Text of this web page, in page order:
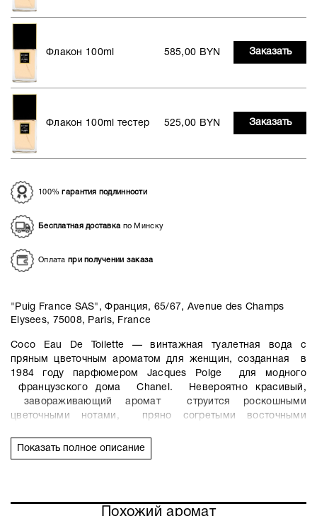
Флакон 100ml 585,00 BYN Заказать
Флакон 100ml тестер 525,00 BYN Заказать
100%гарантия подлинности
Бесплатная доставкапо Минску
Оплата при получении заказа
"Puig France SAS", Франция, 65/67, Avenue des Champs
Elysees, 75008, Paris, France
Coco Eau De Toilette — винтажная туалетная вода с
пряным цветочным ароматом для женщин, созданная в
1984 году парфюмером Jacques Polge для модного
французского дома Chanel. Невероятно красивый,
завораживающий аромат струится роскошными
цветочными нотами, пряно согретыми восточными
парфюма остается востребованной, соответствующей
модным парфюмерным тенденциям и на сегодняшний
цитрусового мандарина, изысканными цветочными
Показать полное описание
Похожий аромат